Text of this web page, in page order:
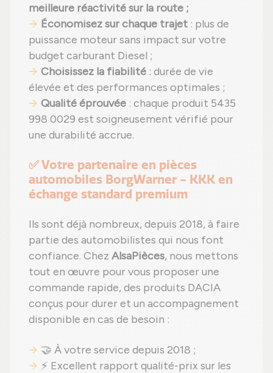
meilleure réactivité sur la route ;
Économisez sur chaque trajet : plus de
puissance moteur sans impact sur votre
budget carburant Diesel ;
Choisissez la fiabilité : durée de vie
élevée et des performances optimales ;
Qualité éprouvée : chaque produit 5435
998 0029 est soigneusement vérifié pour
une durabilité accrue.
✅ Votre partenaire en pièces
automobiles BorgWarner - KKK en
échange standard premium
Ils sont déjà nombreux, depuis 2018, à faire
partie des automobilistes qui nous font
confiance. Chez AlsaPièces, nous mettons
tout en œuvre pour vous proposer une
commande rapide, des produits DACIA
conçus pour durer et un accompagnement
disponible en cas de besoin :
🤝 À votre service depuis 2018 ;
⚡ Excellent rapport qualité-prix sur les